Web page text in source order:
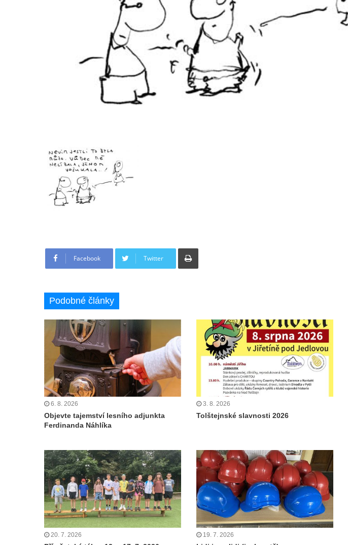
Facebook Twitter
Tisknout
Podobné články
6. 8. 2026
Objevte tajemství lesního adjunkta
Ferdinanda Náhlíka
3. 8. 2026
Tolštejnské slavnosti 2026
20. 7. 2026 19. 7. 2026